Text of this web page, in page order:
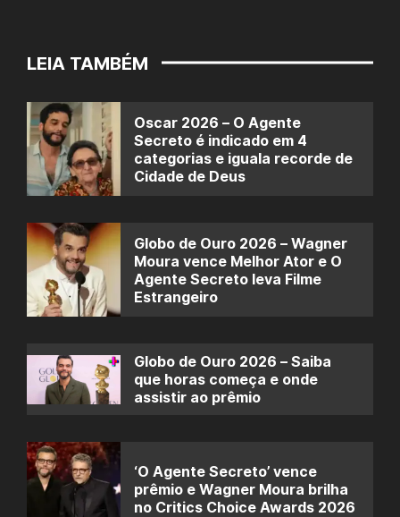
LEIA TAMBÉM
Oscar 2026 – O Agente
Secreto é indicado em 4
categorias e iguala recorde de
Cidade de Deus
Globo de Ouro 2026 – Wagner
Moura vence Melhor Ator e O
Agente Secreto leva Filme
Estrangeiro
Globo de Ouro 2026 – Saiba
que horas começa e onde
assistir ao prêmio
‘O Agente Secreto’ vence
prêmio e Wagner Moura brilha
no Critics Choice Awards 2026